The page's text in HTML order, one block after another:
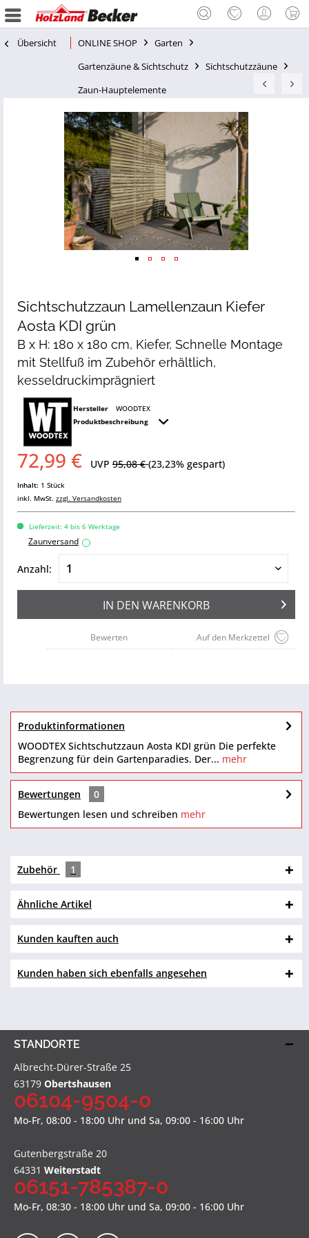
Übersicht ONLINE SHOP
Garten
Gartenzäune & Sichtschutz
Sichtschutzzäune
Zaun-Hauptelemente
Sichtschutzzaun Lamellenzaun Kiefer
Aosta KDI grün
B x H: 180 x 180 cm, Kiefer, Schnelle Montage
mit Stellfuß im Zubehör erhältlich,
kesseldruckimprägniert
Hersteller
WOODTEX
Produktbeschreibung
72,99 € UVP 95,08 €(23,23% gespart)
Inhalt: 1 Stück
inkl. MwSt. zzgl. Versandkosten
Lieferzeit: 4 bis 6 Werktage
Zaunversand i
Anzahl:
IN DEN WARENKORB
Auf den Merkzettel
Bewerten
Produktinformationen
WOODTEX Sichtschutzzaun Aosta KDI grün Die perfekte
Begrenzung für dein Gartenparadies. Der... mehr
Bewertungen
0
Bewertungen lesen und schreiben mehr
Zubehör 1
Ähnliche Artikel
Kunden kauften auch
Kunden haben sich ebenfalls angesehen
STANDORTE
Albrecht-Dürer-Straße 25
63179 Obertshausen
06104-9504-0
Mo-Fr, 08:00 - 18:00 Uhr und Sa, 09:00 - 16:00 Uhr
Gutenbergstraße 20
64331 Weiterstadt
06151-785387-0
Mo-Fr, 08:30 - 18:00 Uhr und Sa, 09:00 - 16:00 Uhr